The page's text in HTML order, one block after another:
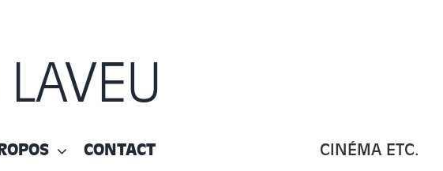
CONTACT CINÉMA ETC.